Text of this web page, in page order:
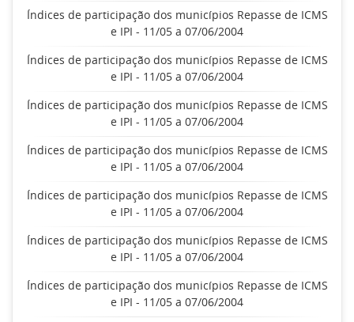
Índices de participação dos municípios Repasse de ICMS
e IPI - 11/05 a 07/06/2004
Índices de participação dos municípios Repasse de ICMS
e IPI - 11/05 a 07/06/2004
Índices de participação dos municípios Repasse de ICMS
e IPI - 11/05 a 07/06/2004
Índices de participação dos municípios Repasse de ICMS
e IPI - 11/05 a 07/06/2004
Índices de participação dos municípios Repasse de ICMS
e IPI - 11/05 a 07/06/2004
Índices de participação dos municípios Repasse de ICMS
e IPI - 11/05 a 07/06/2004
Índices de participação dos municípios Repasse de ICMS
e IPI - 11/05 a 07/06/2004